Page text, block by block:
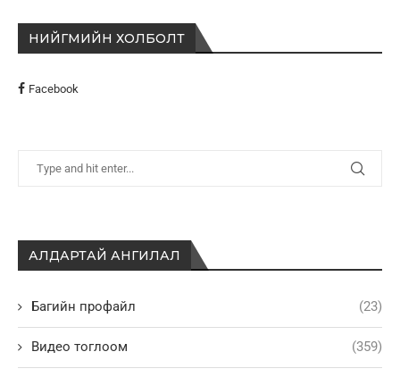
НИЙГМИЙН ХОЛБОЛТ
Facebook
АЛДАРТАЙ АНГИЛАЛ
Багийн профайл (23)
Видео тоглоом (359)